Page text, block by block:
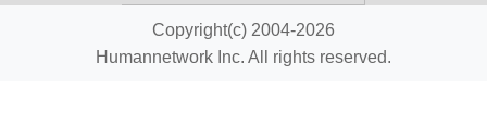
Copyright(c) 2004-2026
Humannetwork Inc. All rights reserved.